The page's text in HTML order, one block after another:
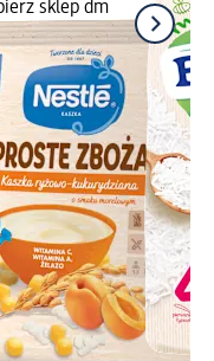
sklep dm